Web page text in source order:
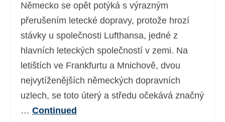
Německo se opět potýká s výrazným
přerušením letecké dopravy, protože hrozí
stávky u společnosti Lufthansa, jedné z
hlavních leteckých společností v zemi. Na
letištích ve Frankfurtu a Mnichově, dvou
nejvytíženějších německých dopravních
uzlech, se toto úterý a středu očekává značný
… Continued